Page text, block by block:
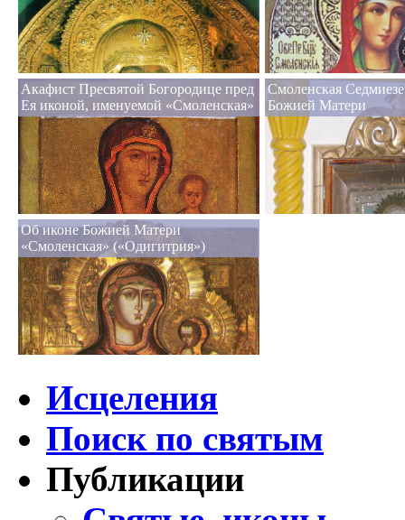
Акафист Пресвятой Богородице пред
Ея иконой, именуемой «Смоленская»
Смоленская
Божией Матери
Об иконе Божией Матери
«Смоленская» («Одигитрия»)
Исцеления
Поиск по святым
Публикации